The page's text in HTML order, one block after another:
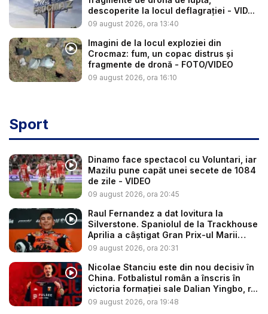
descoperite la locul deflagrației - VID...
09 august 2026, ora 13:40
Imagini de la locul exploziei din
Crocmaz: fum, un copac distrus și
fragmente de dronă - FOTO/VIDEO
09 august 2026, ora 16:10
Sport
Dinamo face spectacol cu Voluntari, iar
Mazilu pune capăt unei secete de 1084
de zile - VIDEO
09 august 2026, ora 20:45
Raul Fernandez a dat lovitura la
Silverstone. Spaniolul de la Trackhouse
Aprilia a câștigat Gran Prix-ul Marii
Brit...
09 august 2026, ora 20:31
Nicolae Stanciu este din nou decisiv în
China. Fotbalistul român a înscris în
victoria formației sale Dalian Yingbo, r...
09 august 2026, ora 19:48